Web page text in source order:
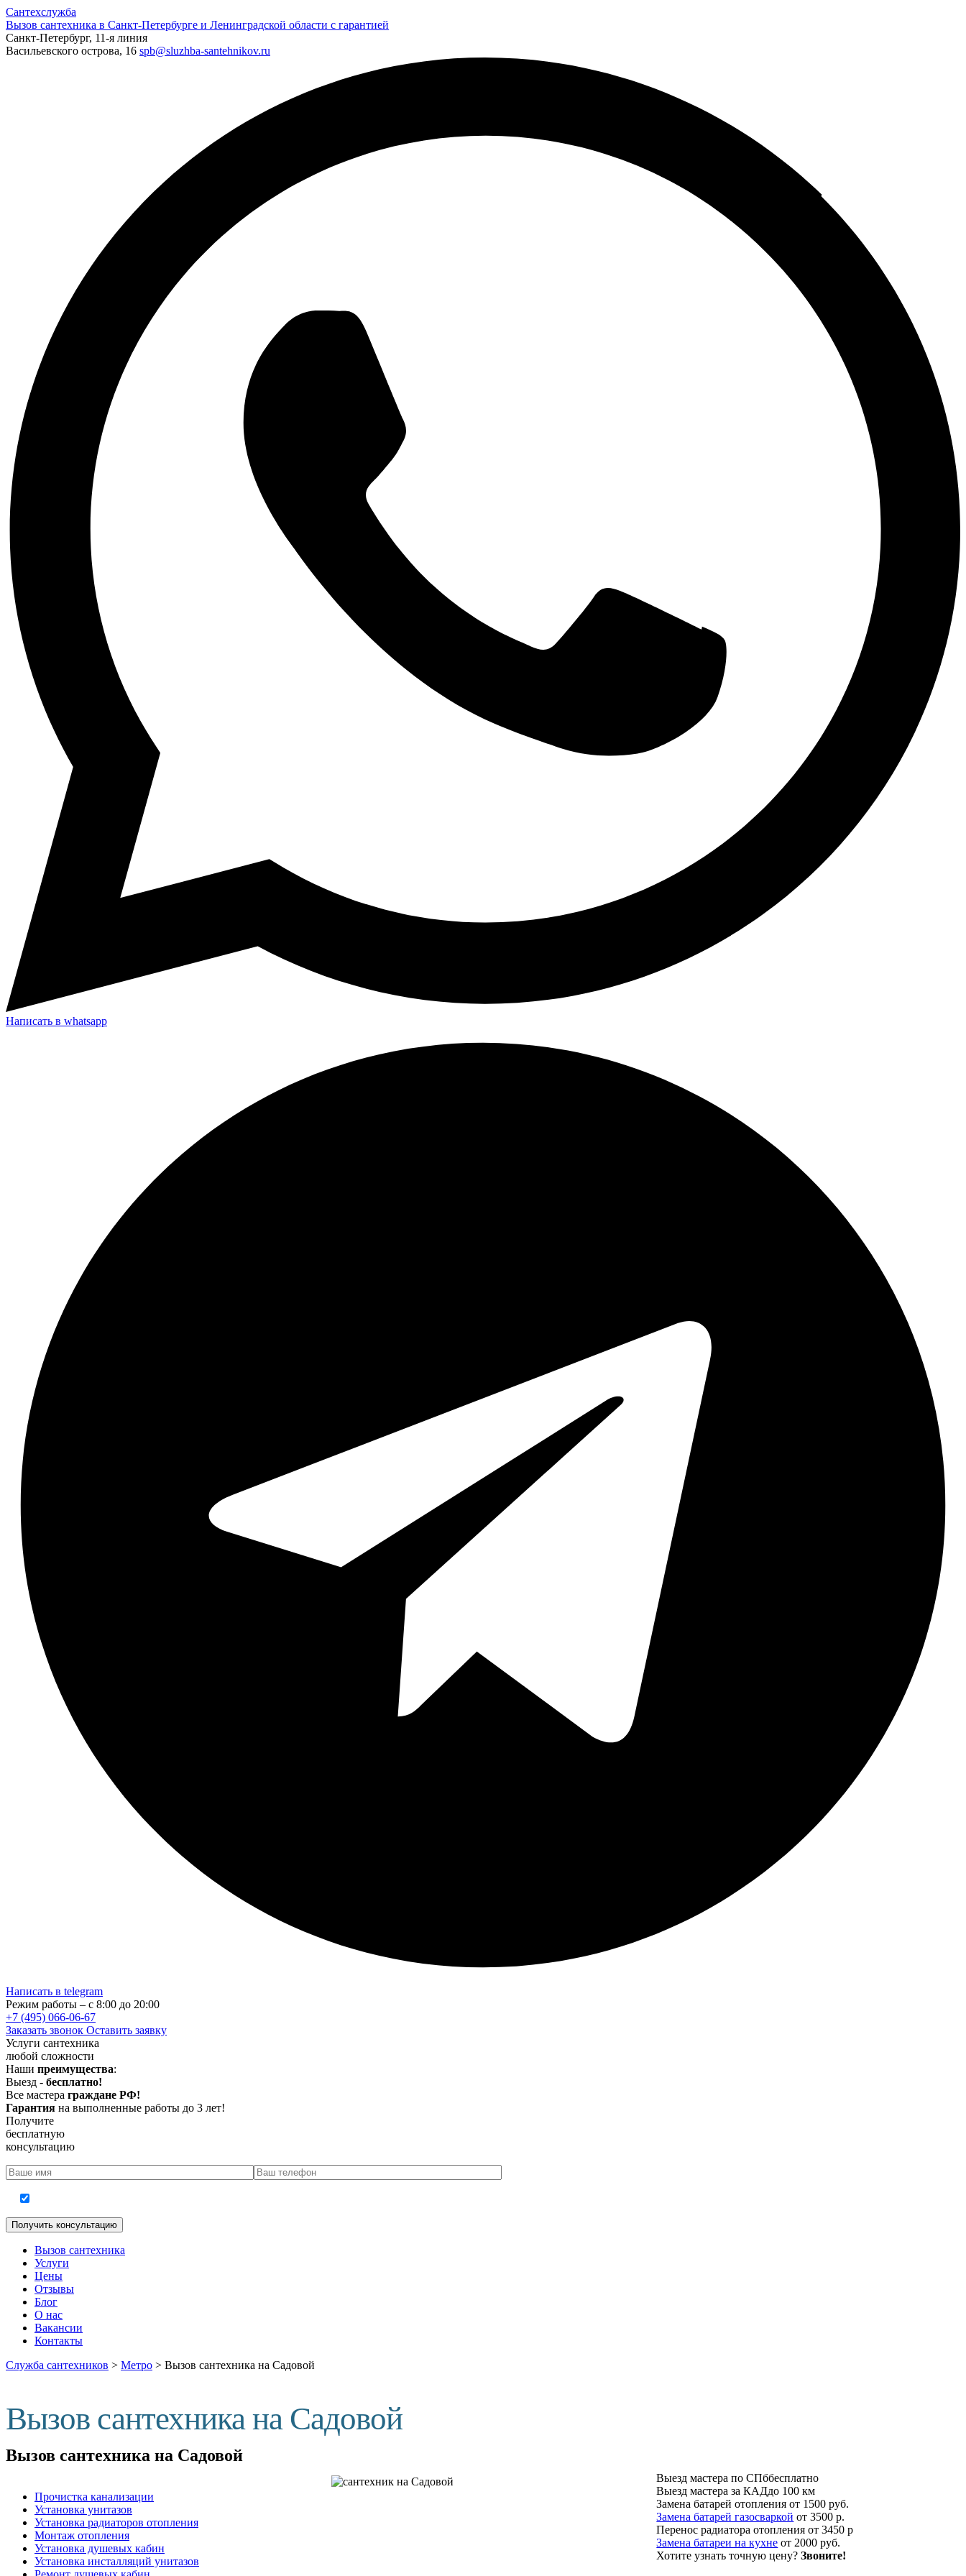
Сантехслужба
Вызов сантехника в Санкт-Петербурге и Ленинградской области с гарантией
Санкт-Петербург, 11-я линия
Васильевского острова, 16 spb@sluzhba-santehnikov.ru
Написать в whatsapp
Написать в telegram
Режим работы – с 8:00 до 20:00
+7 (495) 066-06-67
Заказать звонок Оставить заявку
Услуги сантехника
любой сложности
Наши преимущества:
Выезд - бесплатно!
Все мастера граждане РФ!
Гарантия на выполненные работы до 3 лет!
Получите
бесплатную
консультацию
Вызов сантехника
Услуги
Цены
Отзывы
Блог
О нас
Вакансии
Контакты
Служба сантехников > Метро > Вызов сантехника на Садовой
Вызов сантехника на Садовой
Вызов сантехника на Садовой
Прочистка канализации
Установка унитазов
Установка радиаторов отопления
Монтаж отопления
Установка душевых кабин
Установка инсталляций унитазов
Выезд мастера по СПббесплатно
Выезд мастера за КАДдо 100 км
Замена батарей отопления от 1500 руб.
Замена батарей газосваркой от 3500 р.
Перенос радиатора отопления от 3450 р
Замена батареи на кухне от 2000 руб.
Хотите узнать точную цену? Звоните!